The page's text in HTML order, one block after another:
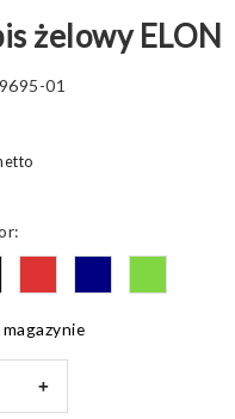
żelowy ELON
01
+